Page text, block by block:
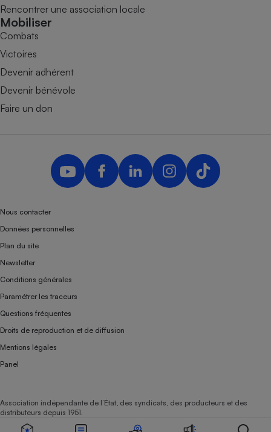
Rencontrer une association locale
Mobiliser
Combats
Victoires
Devenir adhérent
Devenir bénévole
Faire un don
Nous contacter
Données personnelles
Plan du site
Newsletter
Conditions générales
Paramétrer les traceurs
Questions fréquentes
Droits de reproduction et de diffusion
Mentions légales
Panel
Association indépendante de l’État, des syndicats, des producteurs et des
distributeurs depuis 1951.